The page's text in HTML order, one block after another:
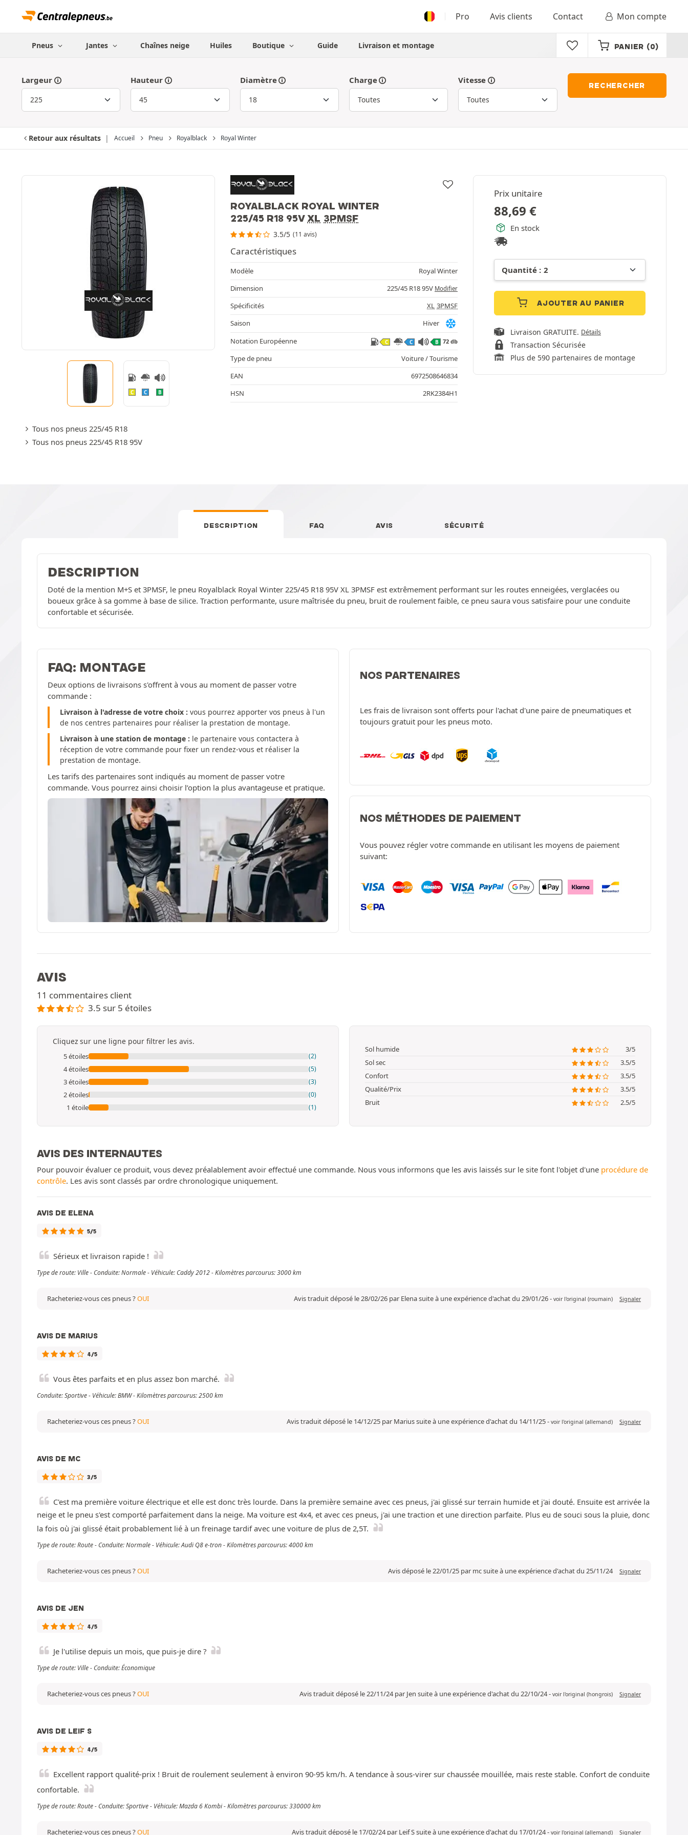
Pro Avis clients Contact Mon compte
Pneus Jantes Chaînes neige Huiles Boutique Guide Livraison et montage PANIER (0)
Largeur Hauteur Diamètre Charge Vitesse
RECHERCHER
Retour aux résultats Accueil Pneu Royalblack Royal Winter
ROYALBLACK ROYAL WINTER
225/45 R18 95VXL 3PMSF
3.5/5 (11 avis)
C C B
Tous nos pneus 225/45 R18
Tous nos pneus 225/45 R18 95V
Prix unitaire
88,69 €
En stock
AJOUTER AU PANIER
Livraison GRATUITE. Détails
Transaction Sécurisée
Plus de 590 partenaires de montage
Caractéristiques
Modèle
Royal Winter
Dimension
225/45 R18 95V Modifier
Spécificités XL 3PMSF
Saison
Hiver
Notation Européenne
C C B 72 db
Type de pneu
Voiture / Tourisme
EAN
6972508646834
HSN
2RK2384H1
DESCRIPTION FAQ AVIS SÉCURITÉ
DESCRIPTION
Doté de la mention M+S et 3PMSF, le pneu Royalblack Royal Winter 225/45 R18 95V XL 3PMSF est extrêmement performant sur les routes enneigées, verglacées ou
boueux grâce à sa gomme à base de silice. Traction performante, usure maîtrisée du pneu, bruit de roulement faible, ce pneu saura vous satisfaire pour une conduite
confortable et sécurisée.
FAQ: MONTAGE
Deux options de livraisons s'offrent à vous au moment de passer votre
commande :
Livraison à l'adresse de votre choix : vous pourrez apporter vos pneus à l'un
de nos centres partenaires pour réaliser la prestation de montage.
Livraison à une station de montage : le partenaire vous contactera à
réception de votre commande pour fixer un rendez-vous et réaliser la
prestation de montage.
Les tarifs des partenaires sont indiqués au moment de passer votre
commande. Vous pourrez ainsi choisir l’option la plus avantageuse et pratique.
NOS PARTENAIRES
Les frais de livraison sont offerts pour l'achat d'une paire de pneumatiques et
toujours gratuit pour les pneus moto.
NOS MÉTHODES DE PAIEMENT
Vous pouvez régler votre commande en utilisant les moyens de paiement
suivant:
AVIS
11 commentaires client
3.5 sur 5 étoiles
Cliquez sur une ligne pour filtrer les avis.
5 étoiles (2)
4 étoiles (5)
3 étoiles (3)
2 étoiles (0)
1 étoile (1)
Sol humide
3/5
Sol sec
3.5/5
Confort
3.5/5
Qualité/Prix
3.5/5
Bruit
2.5/5
AVIS DES INTERNAUTES
Pour pouvoir évaluer ce produit, vous devez préalablement avoir effectué une commande. Nous vous informons que les avis laissés sur le site font l'objet d'une procédure de
contrôle. Les avis sont classés par ordre chronologique uniquement.
AVIS DE ELENA
5/5
Sérieux et livraison rapide !
Type de route: Ville - Conduite: Normale - Véhicule: Caddy 2012 - Kilomètres parcourus: 3000 km
Avis traduit déposé le 28/02/26 par Elena suite à une expérience d'achat du 29/01/26- voir l'original (roumain) Signaler
Racheteriez-vous ces pneus ?OUI
AVIS DE MARIUS
4/5
Vous êtes parfaits et en plus assez bon marché.
Conduite: Sportive - Véhicule: BMW - Kilomètres parcourus: 2500 km
Avis traduit déposé le 14/12/25 par Marius suite à une expérience d'achat du 14/11/25- voir l'original (allemand) Signaler
Racheteriez-vous ces pneus ?OUI
AVIS DE MC
3/5
C'est ma première voiture électrique et elle est donc très lourde. Dans la première semaine avec ces pneus, j'ai glissé sur terrain humide et j'ai douté. Ensuite est arrivée la
neige et le pneu s'est comporté parfaitement dans la neige. Ma voiture est 4x4, et avec ces pneus, j'ai une traction et une direction parfaite. Plus eu de souci sous la pluie, donc
la fois où j'ai glissé était probablement lié à un freinage tardif avec une voiture de plus de 2,5T.
Type de route: Route - Conduite: Normale - Véhicule: Audi Q8 e-tron - Kilomètres parcourus: 4000 km
Avis déposé le 22/01/25 par mc suite à une expérience d'achat du 25/11/24 Signaler
Racheteriez-vous ces pneus ?OUI
AVIS DE JEN
4/5
Je l'utilise depuis un mois, que puis-je dire ?
Type de route: Ville - Conduite: Économique
Avis traduit déposé le 22/11/24 par Jen suite à une expérience d'achat du 22/10/24- voir l'original (hongrois) Signaler
Racheteriez-vous ces pneus ?OUI
AVIS DE LEIF S
4/5
Excellent rapport qualité-prix ! Bruit de roulement seulement à environ 90-95 km/h. A tendance à sous-virer sur chaussée mouillée, mais reste stable. Confort de conduite
confortable.
Type de route: Route - Conduite: Sportive - Véhicule: Mazda 6 Kombi - Kilomètres parcourus: 330000 km
Avis traduit déposé le 17/02/24 par Leif S suite à une expérience d'achat du 17/01/24- voir l'original (allemand) Signaler
Racheteriez-vous ces pneus ?OUI